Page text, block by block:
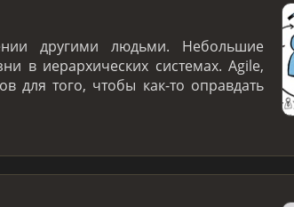
другими людьми. Небольшие
в иерархических системах. Agile,
для того, чтобы как-то оправдать